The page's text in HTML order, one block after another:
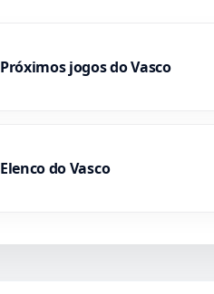
Próximos jogos do Vasco
Elenco do Vasco